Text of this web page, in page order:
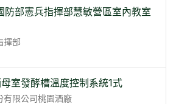
防部憲兵指揮部慧敏營區室內教室
揮部
室發酵槽溫度控制系統1式
有限公司桃園酒廠